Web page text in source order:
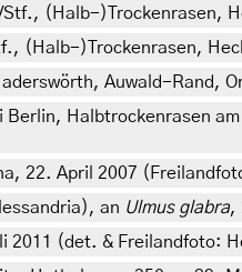
(Halb-)Trockenrasen,
(Halb-)Trockenrasen,
Auwald-Rand,
Halbtrockenrasen
22. April 2007
an Ulmus glabra,
2011 (det. & Freilandfoto: